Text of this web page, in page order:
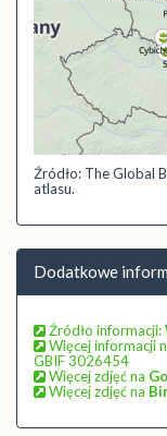
Źródło: The Global
atlasu.
Dodatkowe
Źródło informacji:
Więcej informacji
GBIF 3026454
Więcej zdjęć na
Więcej zdjęć na